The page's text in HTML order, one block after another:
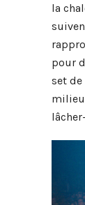
la
pour
set de